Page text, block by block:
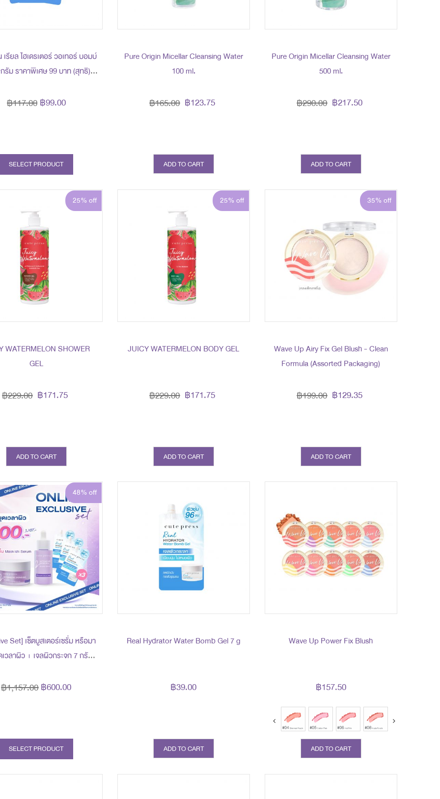
เรียล ไฮเดรเตอร์ วอเทอร์ บอมบ์
รัม ราคาพิเศษ 99 บาท (สุทธิ)
฿99.00
฿117.00
SELECT PRODUCT
Pure Origin Micellar Cleansing Water
100 ml.
฿123.75
฿165.00
ADD TO CART
Pure Origin Micellar Cleansing Water
500 ml.
฿217.50
฿290.00
ADD TO CART
25% off
WATERMELON SHOWER
GEL
฿171.75
฿229.00
ADD TO CART
25% off
JUICY WATERMELON BODY GEL
฿171.75
฿229.00
ADD TO CART
35% off
Wave Up Airy Fix Gel Blush - Clean
Formula (Assorted Packaging)
฿129.35
฿199.00
ADD TO CART
48% off
Set] เซ็ตบูสเตอร์เซรั่ม หรือมา
วลาผิว + เจลผิวกระจก 7 กรัม
บาท฿600.00
฿1,157.00
SELECT PRODUCT
Real Hydrator Water Bomb Gel 7 g
฿39.00
ADD TO CART
Wave Up Power Fix Blush
฿157.50
ADD TO CART